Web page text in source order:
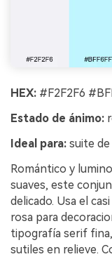
HEX: #F2F2F6
Estado de ánimo:
Ideal para: suite
Romántico y
suaves, este
delicado. Usa el
rosa para
tipografía serif
sutiles en relieve.